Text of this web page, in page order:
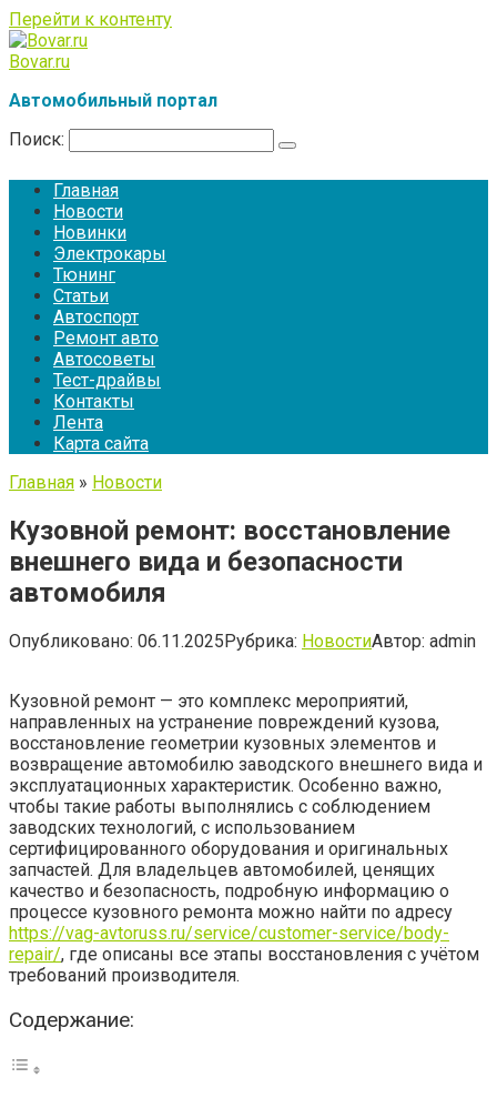
Перейти к контенту
Bovar.ru
Автомобильный портал
Поиск:
Главная
Новости
Новинки
Электрокары
Тюнинг
Статьи
Автоспорт
Ремонт авто
Автосоветы
Тест-драйвы
Контакты
Лента
Карта сайта
Главная » Новости
Кузовной ремонт: восстановление
внешнего вида и безопасности
автомобиля
Опубликовано: 06.11.2025Рубрика: НовостиАвтор: admin
Кузовной ремонт — это комплекс мероприятий,
направленных на устранение повреждений кузова,
восстановление геометрии кузовных элементов и
возвращение автомобилю заводского внешнего вида и
эксплуатационных характеристик. Особенно важно,
чтобы такие работы выполнялись с соблюдением
заводских технологий, с использованием
сертифицированного оборудования и оригинальных
запчастей. Для владельцев автомобилей, ценящих
качество и безопасность, подробную информацию о
процессе кузовного ремонта можно найти по адресу
https://vag-avtoruss.ru/service/customer-service/body-
repair/, где описаны все этапы восстановления с учётом
требований производителя.
Содержание: